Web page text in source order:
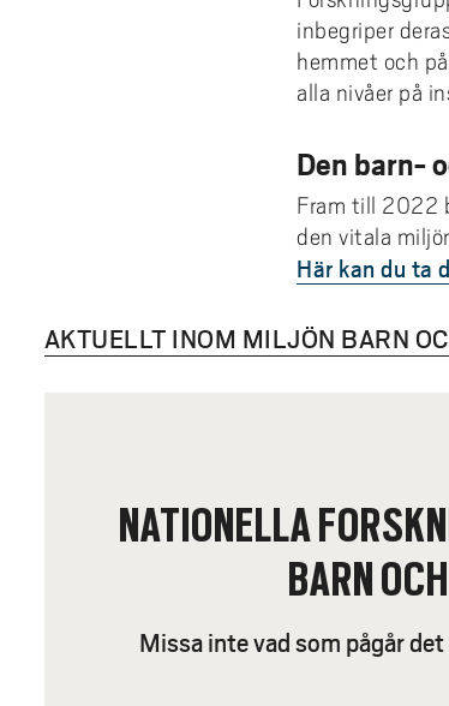
inbegriper
hemmet och
alla nivåer på
Den barn-
Fram till 2022
den vitala
Här kan du ta
AKTUELLT INOM MILJÖN BARN
NATIONELLA
BARN
Missa inte vad som pågår